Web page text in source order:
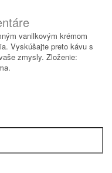
vanilkovým krémom
Vyskúšajte preto kávu s
zmysly. Zloženie: